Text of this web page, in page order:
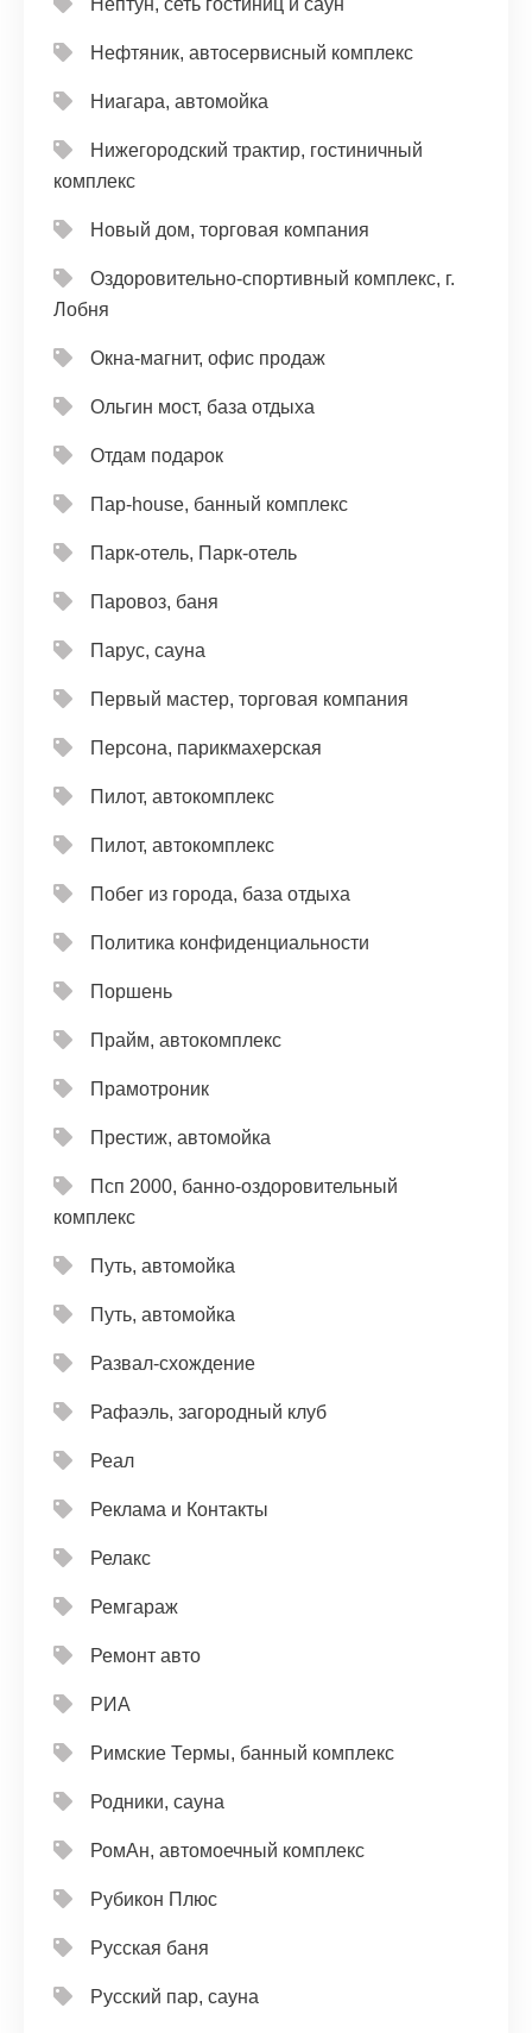
Нептун, сеть гостиниц и саун
Нефтяник, автосервисный комплекс
Ниагара, автомойка
Нижегородский трактир, гостиничный
комплекс
Новый дом, торговая компания
Оздоровительно-спортивный комплекс, г.
Лобня
Окна-магнит, офис продаж
Ольгин мост, база отдыха
Отдам подарок
Пар-house, банный комплекс
Парк-отель, Парк-отель
Паровоз, баня
Парус, сауна
Первый мастер, торговая компания
Персона, парикмахерская
Пилот, автокомплекс
Пилот, автокомплекс
Побег из города, база отдыха
Политика конфиденциальности
Поршень
Прайм, автокомплекс
Прамотроник
Престиж, автомойка
Псп 2000, банно-оздоровительный
комплекс
Путь, автомойка
Путь, автомойка
Развал-схождение
Рафаэль, загородный клуб
Реал
Реклама и Контакты
Релакс
Ремгараж
Ремонт авто
РИА
Римские Термы, банный комплекс
Родники, сауна
РомАн, автомоечный комплекс
Рубикон Плюс
Русская баня
Русский пар, сауна